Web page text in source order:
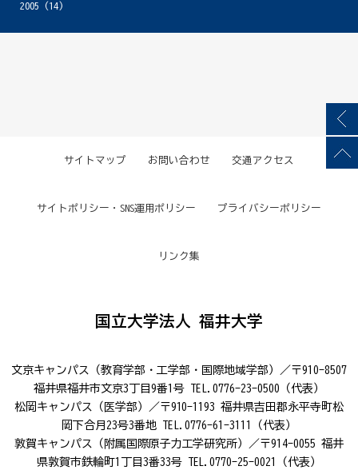
2005 (14)
サイトマップ お問い合わせ 交通アクセス
サイトポリシー・SNS運用ポリシー プライバシーポリシー
リンク集
国立大学法人 福井大学
文京キャンパス（教育学部・工学部・国際地域学部）／〒910-8507
福井県福井市文京3丁目9番1号 TEL.0776-23-0500（代表）
松岡キャンパス（医学部）／〒910-1193 福井県吉田郡永平寺町松
岡下合月23号3番地 TEL.0776-61-3111（代表）
敦賀キャンパス（附属国際原子力工学研究所）／〒914-0055 福井
県敦賀市鉄輪町1丁目3番33号 TEL.0770-25-0021（代表）